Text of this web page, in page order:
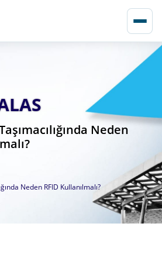
Neden
Neden RFID Kullanılmalı?